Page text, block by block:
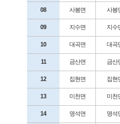
08 사봉면 사봉
09 지수면 지수
10 대곡면 대곡
11 금산면 금산
12 집현면 집현
13 미천면 미천
14 명석면 명석